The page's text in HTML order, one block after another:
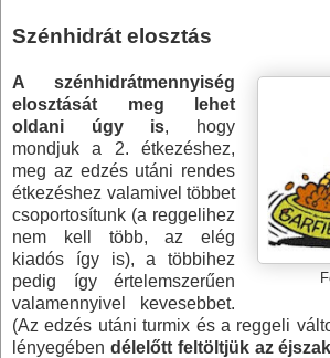
Szénhidrát elosztás
A szénhidrátmennyiség
elosztását
meg lehet
oldani úgy is, hogy
mondjuk a 2. étkezéshez,
meg az edzés utáni rendes
étkezéshez valamivel többet
csoportosítunk (a reggelihez
nem kell több, az elég
kiadós így is), a többihez
pedig így értelemszerűen
valamennyivel kevesebbet.
(Az edzés utáni turmix és a reggeli
lényegében délelőtt feltöltjük az